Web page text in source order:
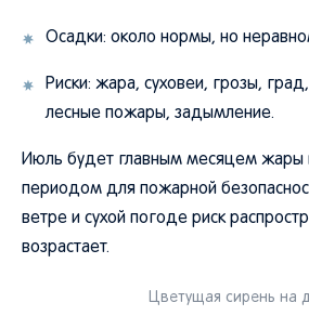
Осадки: около нормы, но
Риски: жара, суховеи, грозы,
лесные пожары, задымление.
Июль будет главным месяцем
периодом для пожарной
ветре и сухой погоде риск
возрастает.
Цветущая сирень на